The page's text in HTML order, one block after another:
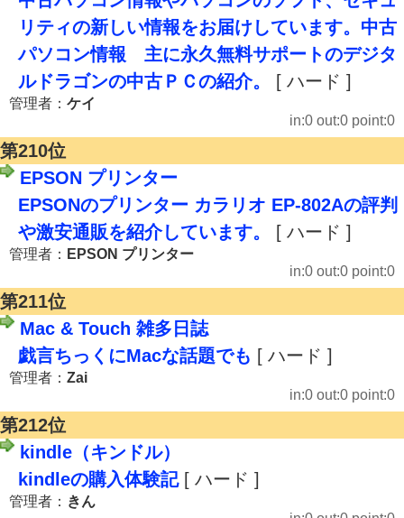
リティの新しい情報をお届けしています。中古
パソコン情報 主に永久無料サポートのデジタ
ルドラゴンの中古ＰＣの紹介。
[ ハード ]
管理者： ケイ
in:0 out:0 point:0
第210位
EPSON プリンター
EPSONのプリンター カラリオ EP-802Aの評判
や激安通販を紹介しています。
[ ハード ]
管理者： EPSON プリンター
in:0 out:0 point:0
第211位
Mac & Touch 雑多日誌
戯言ちっくにMacな話題でも [ ハード ]
管理者： Zai
in:0 out:0 point:0
第212位
kindle（キンドル）
kindleの購入体験記[ ハード ]
管理者： きん